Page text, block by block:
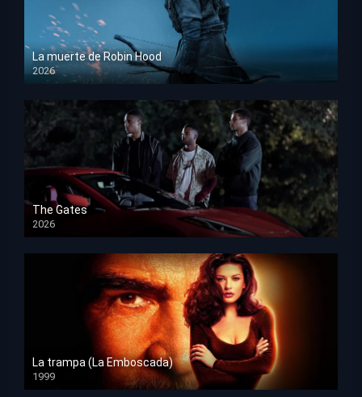
La muerte de Robin Hood
2026
HD 1080p
The Gates
2026
HD 1080p
La trampa (La Emboscada)
1999
HD 1080p